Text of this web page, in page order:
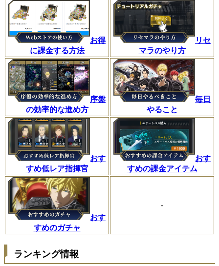
お得
に課金する方法
リセ
マラのやり方
序盤
の効率的な進め方
毎日
やること
おす
すめ低レア指揮官
おす
すめの課金アイテム
おす
すめのガチャ
-
ランキング情報